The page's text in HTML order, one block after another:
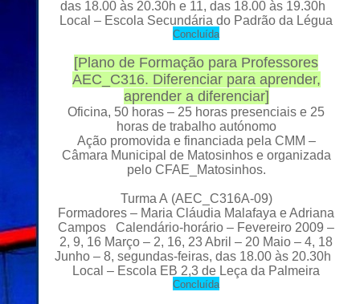
das 18.00 às 20.30h e 11, das 18.00 às 19.30h
Local – Escola Secundária do Padrão da Légua
Concluída
[Plano de Formação para Professores
AEC_C316. Diferenciar para aprender,
aprender a diferenciar]
Oficina, 50 horas – 25 horas presenciais e 25
horas de trabalho autónomo
Ação promovida e financiada pela CMM –
Câmara Municipal de Matosinhos e organizada
pelo CFAE_Matosinhos.
Turma A (AEC_C316A-09)
Formadores – Maria Cláudia Malafaya e Adriana
Campos Calendário-horário – Fevereiro 2009 –
2, 9, 16 Março – 2, 16, 23 Abril – 20 Maio – 4, 18
Junho – 8, segundas-feiras, das 18.00 às 20.30h
Local – Escola EB 2,3 de Leça da Palmeira
Concluída